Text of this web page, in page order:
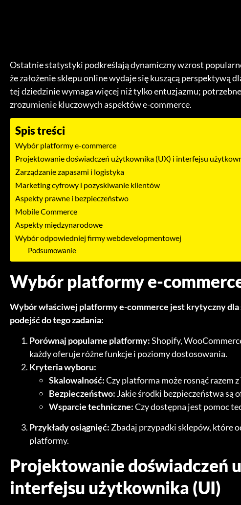
Ostatnie statystyki podkreślają dynamiczny wzrost
że założenie sklepu online wydaje się kuszącą perspektywą
tej dziedzinie wymaga więcej niż tylko entuzjazmu;
zrozumienie kluczowych aspektów e-commerce.
Spis treści
Wybór platformy e-commerce
Projektowanie doświadczeń użytkownika (UX) i interfejsu
Zarządzanie zapasami i logistyka
Marketing cyfrowy i pozyskiwanie klientów
Aspekty prawne i bezpieczeństwo
Mobile Commerce
Aspekty międzynarodowe
Wybór odpowiedniej firmy webdevelopmentowej
Podsumowanie
Wybór platformy e-
Wybór właściwej platformy e-commerce jest krytyczny dla
podejść do tego zadania:
Porównaj popularne platformy:Shopify,
każdy oferuje różne funkcje i poziomy dostosowania.
Kryteria wyboru:
Skalowalność:Czy platforma może rosnąć razem
Bezpieczeństwo: Jakie środki bezpieczeństwa są
Wsparcie techniczne:Czy dostępna jest pomoc
Przykłady osiągnięć: Zbadaj przypadki sklepów, które
platformy.
Projektowanie doświadczeń
interfejsu użytkownika (UI)